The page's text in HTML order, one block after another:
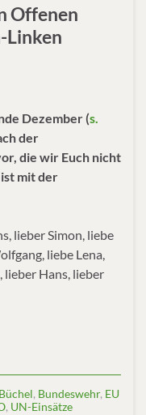
Offenen
Linken
Dezember (s.
der
die wir Euch nicht
mit der
lieber Simon, liebe
liebe Lena,
lieber Hans, lieber
Büchel, Bundeswehr, EU
, UN-Einsätze